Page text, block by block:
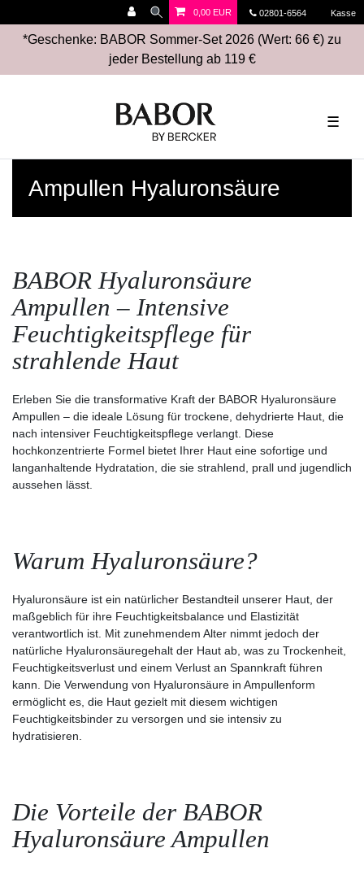
02801-6564 Kasse
0,00 EUR
*Geschenke: BABOR Sommer-Set 2026 (Wert: 66 €) zu
jeder Bestellung ab 119 €
☰
Ampullen Hyaluronsäure
BABOR Hyaluronsäure
Ampullen – Intensive
Feuchtigkeitspflege für
strahlende Haut
Erleben Sie die transformative Kraft der BABOR Hyaluronsäure
Ampullen – die ideale Lösung für trockene, dehydrierte Haut, die
nach intensiver Feuchtigkeitspflege verlangt. Diese
hochkonzentrierte Formel bietet Ihrer Haut eine sofortige und
langanhaltende Hydratation, die sie strahlend, prall und jugendlich
aussehen lässt.
Warum Hyaluronsäure?
Hyaluronsäure ist ein natürlicher Bestandteil unserer Haut, der
maßgeblich für ihre Feuchtigkeitsbalance und Elastizität
verantwortlich ist. Mit zunehmendem Alter nimmt jedoch der
natürliche Hyaluronsäuregehalt der Haut ab, was zu Trockenheit,
Feuchtigkeitsverlust und einem Verlust an Spannkraft führen
kann. Die Verwendung von Hyaluronsäure in Ampullenform
ermöglicht es, die Haut gezielt mit diesem wichtigen
Feuchtigkeitsbinder zu versorgen und sie intensiv zu
hydratisieren.
Die Vorteile der BABOR
Hyaluronsäure Ampullen